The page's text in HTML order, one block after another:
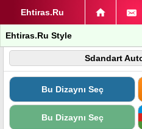
Ehtiras.Ru
Ehtiras.Ru Style
Sdandart
Bu Dizaynı Seç
Bu Dizaynı Seç